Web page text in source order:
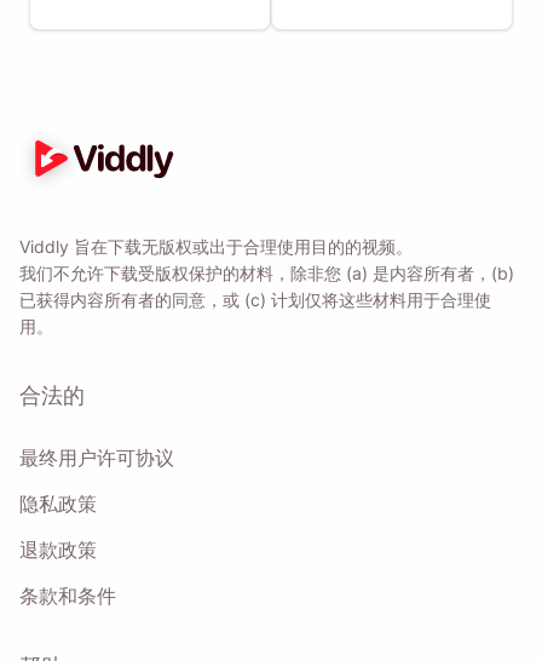
Viddly 旨在下载无版权或出于合理使用目的的视频。
我们不允许下载受版权保护的材料，除非您 (a) 是内容所有者，(b)
已获得内容所有者的同意，或 (c) 计划仅将这些材料用于合理使
用。
合法的
最终用户许可协议
隐私政策
退款政策
条款和条件